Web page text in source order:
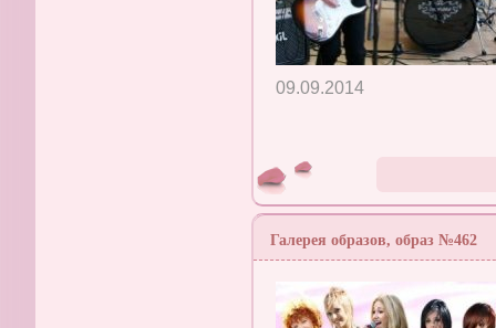
09.09.2014
Галерея образов, образ №462